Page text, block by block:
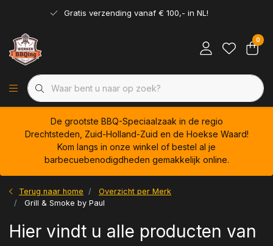
Gratis verzending vanaf € 100,- in NL!
0
De grootste BBQ-Speciaalzaak in de regio
Drechtsteden, Zuid-Holland-Zuid en de Hoekse Waard!
Kom langs in onze winkel of bestel al je
barbecuebenodigdheden gemakkelijk online.
Terug naar home
Overzicht per Merk
Grill & Smoke by Paul
Hier vindt u alle producten van